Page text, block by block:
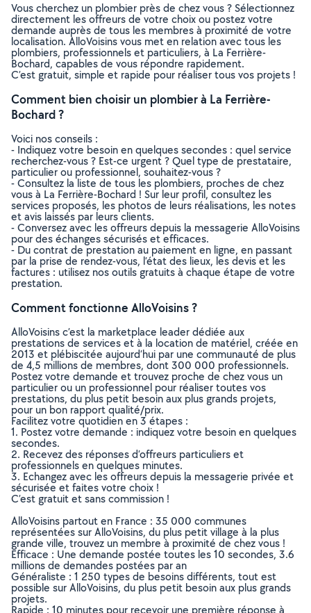
Vous cherchez un plombier près de chez vous ? Sélectionnez
directement les offreurs de votre choix ou postez votre
demande auprès de tous les membres à proximité de votre
localisation. AlloVoisins vous met en relation avec tous les
plombiers, professionnels et particuliers, à La Ferrière-
Bochard, capables de vous répondre rapidement.
C’est gratuit, simple et rapide pour réaliser tous vos projets !
Comment bien choisir un plombier à La Ferrière-
Bochard ?
Voici nos conseils :
- Indiquez votre besoin en quelques secondes : quel service
recherchez-vous ? Est-ce urgent ? Quel type de prestataire,
particulier ou professionnel, souhaitez-vous ?
- Consultez la liste de tous les plombiers, proches de chez
vous à La Ferrière-Bochard ! Sur leur profil, consultez les
services proposés, les photos de leurs réalisations, les notes
et avis laissés par leurs clients.
- Conversez avec les offreurs depuis la messagerie AlloVoisins
pour des échanges sécurisés et efficaces.
- Du contrat de prestation au paiement en ligne, en passant
par la prise de rendez-vous, l’état des lieux, les devis et les
factures : utilisez nos outils gratuits à chaque étape de votre
prestation.
Comment fonctionne AlloVoisins ?
AlloVoisins c’est la marketplace leader dédiée aux
prestations de services et à la location de matériel, créée en
2013 et plébiscitée aujourd’hui par une communauté de plus
de 4,5 millions de membres, dont 300 000 professionnels.
Postez votre demande et trouvez proche de chez vous un
particulier ou un professionnel pour réaliser toutes vos
prestations, du plus petit besoin aux plus grands projets,
pour un bon rapport qualité/prix.
Facilitez votre quotidien en 3 étapes :
1. Postez votre demande : indiquez votre besoin en quelques
secondes.
2. Recevez des réponses d’offreurs particuliers et
professionnels en quelques minutes.
3. Echangez avec les offreurs depuis la messagerie privée et
sécurisée et faites votre choix !
C’est gratuit et sans commission !
AlloVoisins partout en France : 35 000 communes
représentées sur AlloVoisins, du plus petit village à la plus
grande ville, trouvez un membre à proximité de chez vous !
Efficace : Une demande postée toutes les 10 secondes, 3.6
millions de demandes postées par an
Généraliste : 1 250 types de besoins différents, tout est
possible sur AlloVoisins, du plus petit besoin aux plus grands
projets.
Rapide : 10 minutes pour recevoir une première réponse à